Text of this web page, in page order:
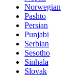
Norwegian
Pashto
Persian
Punjabi
Serbian
Sesotho
Sinhala
Slovak